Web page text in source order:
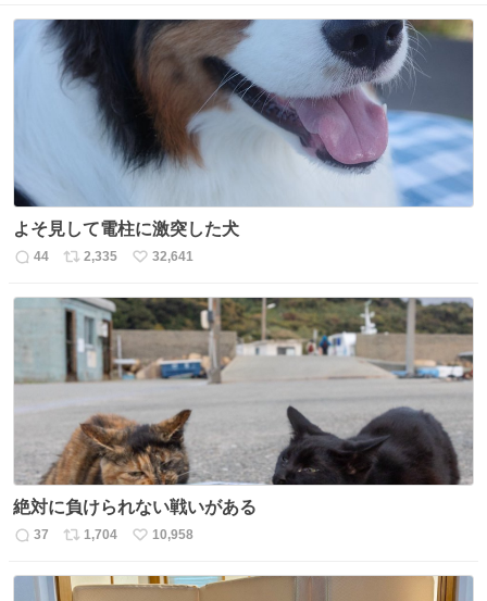
よそ見して電柱に激突した犬
返
数
44
リ
ス
ト
数
2,335
い
ね
数
32,641
絶対に負けられない戦いがある
返
37
リ
ス
1,704
い
ね
10,958